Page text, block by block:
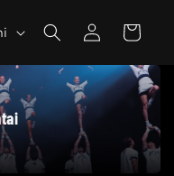
Kirjaudu
sisään
Ostoskori